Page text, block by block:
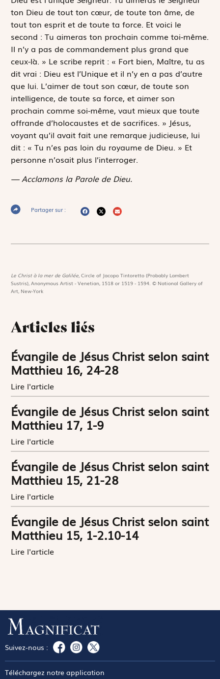
ton Dieu de tout ton cœur, de toute ton âme, de
tout ton esprit et de toute ta force. Et voici le
second :Tu aimeras ton prochain comme toi-même.
Il n’y a pas de commandement plus grand que
ceux-là. » Le scribe reprit : « Fort bien, Maître, tu as
dit vrai : Dieu est l’Unique et il n’y en a pas d’autre
que lui. L’aimer de tout son cœur, de toute son
intelligence, de toute sa force, et aimer son
prochain comme soi-même, vaut mieux que toute
offrande d’holocaustes et de sacrifices. » Jésus,
voyant qu’il avait fait une remarque judicieuse, lui
dit : « Tu n’es pas loin du royaume de Dieu. » Et
personne n’osait plus l’interroger.
— Acclamons la Parole de Dieu.
Partager sur :
Le Christ à la mer de Galilée,Circle of Jacopo Tintoretto (Probably Lambert
Sustris), Anonymous Artist - Venetian, 1518 or 1519 - 1594. © National Gallery of
Art, New-York
Articles liés
Évangile de Jésus Christ selon saint
Matthieu 16, 24-28
Lire l'article
Évangile de Jésus Christ selon saint
Matthieu 17, 1-9
Lire l'article
Évangile de Jésus Christ selon saint
Matthieu 15, 21-28
Lire l'article
Évangile de Jésus Christ selon saint
Matthieu 15, 1-2.10-14
Lire l'article
Suivez-nous :
Téléchargez notre application